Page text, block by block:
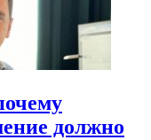
должно